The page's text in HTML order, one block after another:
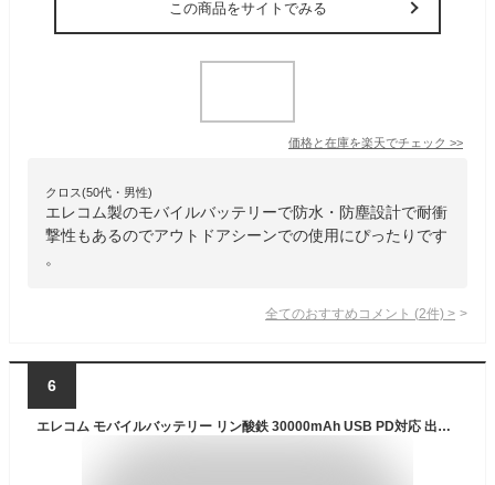
この商品をサイトでみる
価格と在庫を楽天でチェック >>
クロス(50代・男性)
エレコム製のモバイルバッテリーで防水・防塵設計で耐衝
撃性もあるのでアウトドアシーンでの使用にぴったりです
。
全てのおすすめコメント (2件) >
6
エレコム モバイルバッテリー リン酸鉄 30000mAh USB PD対応 出力2ポート 合計52.5W出力 USB-C 45W出力 / USB-A 7.5W 防水 防塵 IP44 [ Macbook Air/iPad 第10世代 / iPhone 16 15 14 ] ブラック DE-C41-30000BK